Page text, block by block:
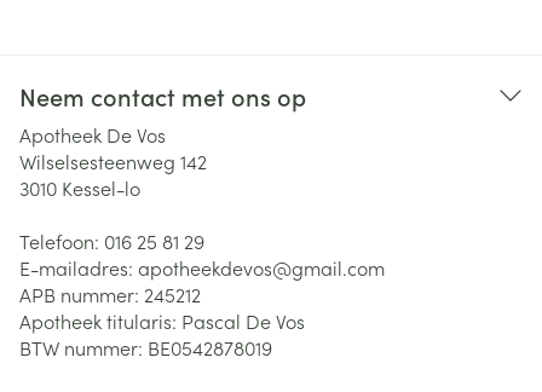
Neem contact met ons op
Apotheek De Vos
Wilselsesteenweg 142
3010 Kessel-lo
Telefoon: 016 25 81 29
E-mailadres: apotheekdevos@gmail.com
APB nummer: 245212
Apotheek titularis: Pascal De Vos
BTW nummer: BE0542878019